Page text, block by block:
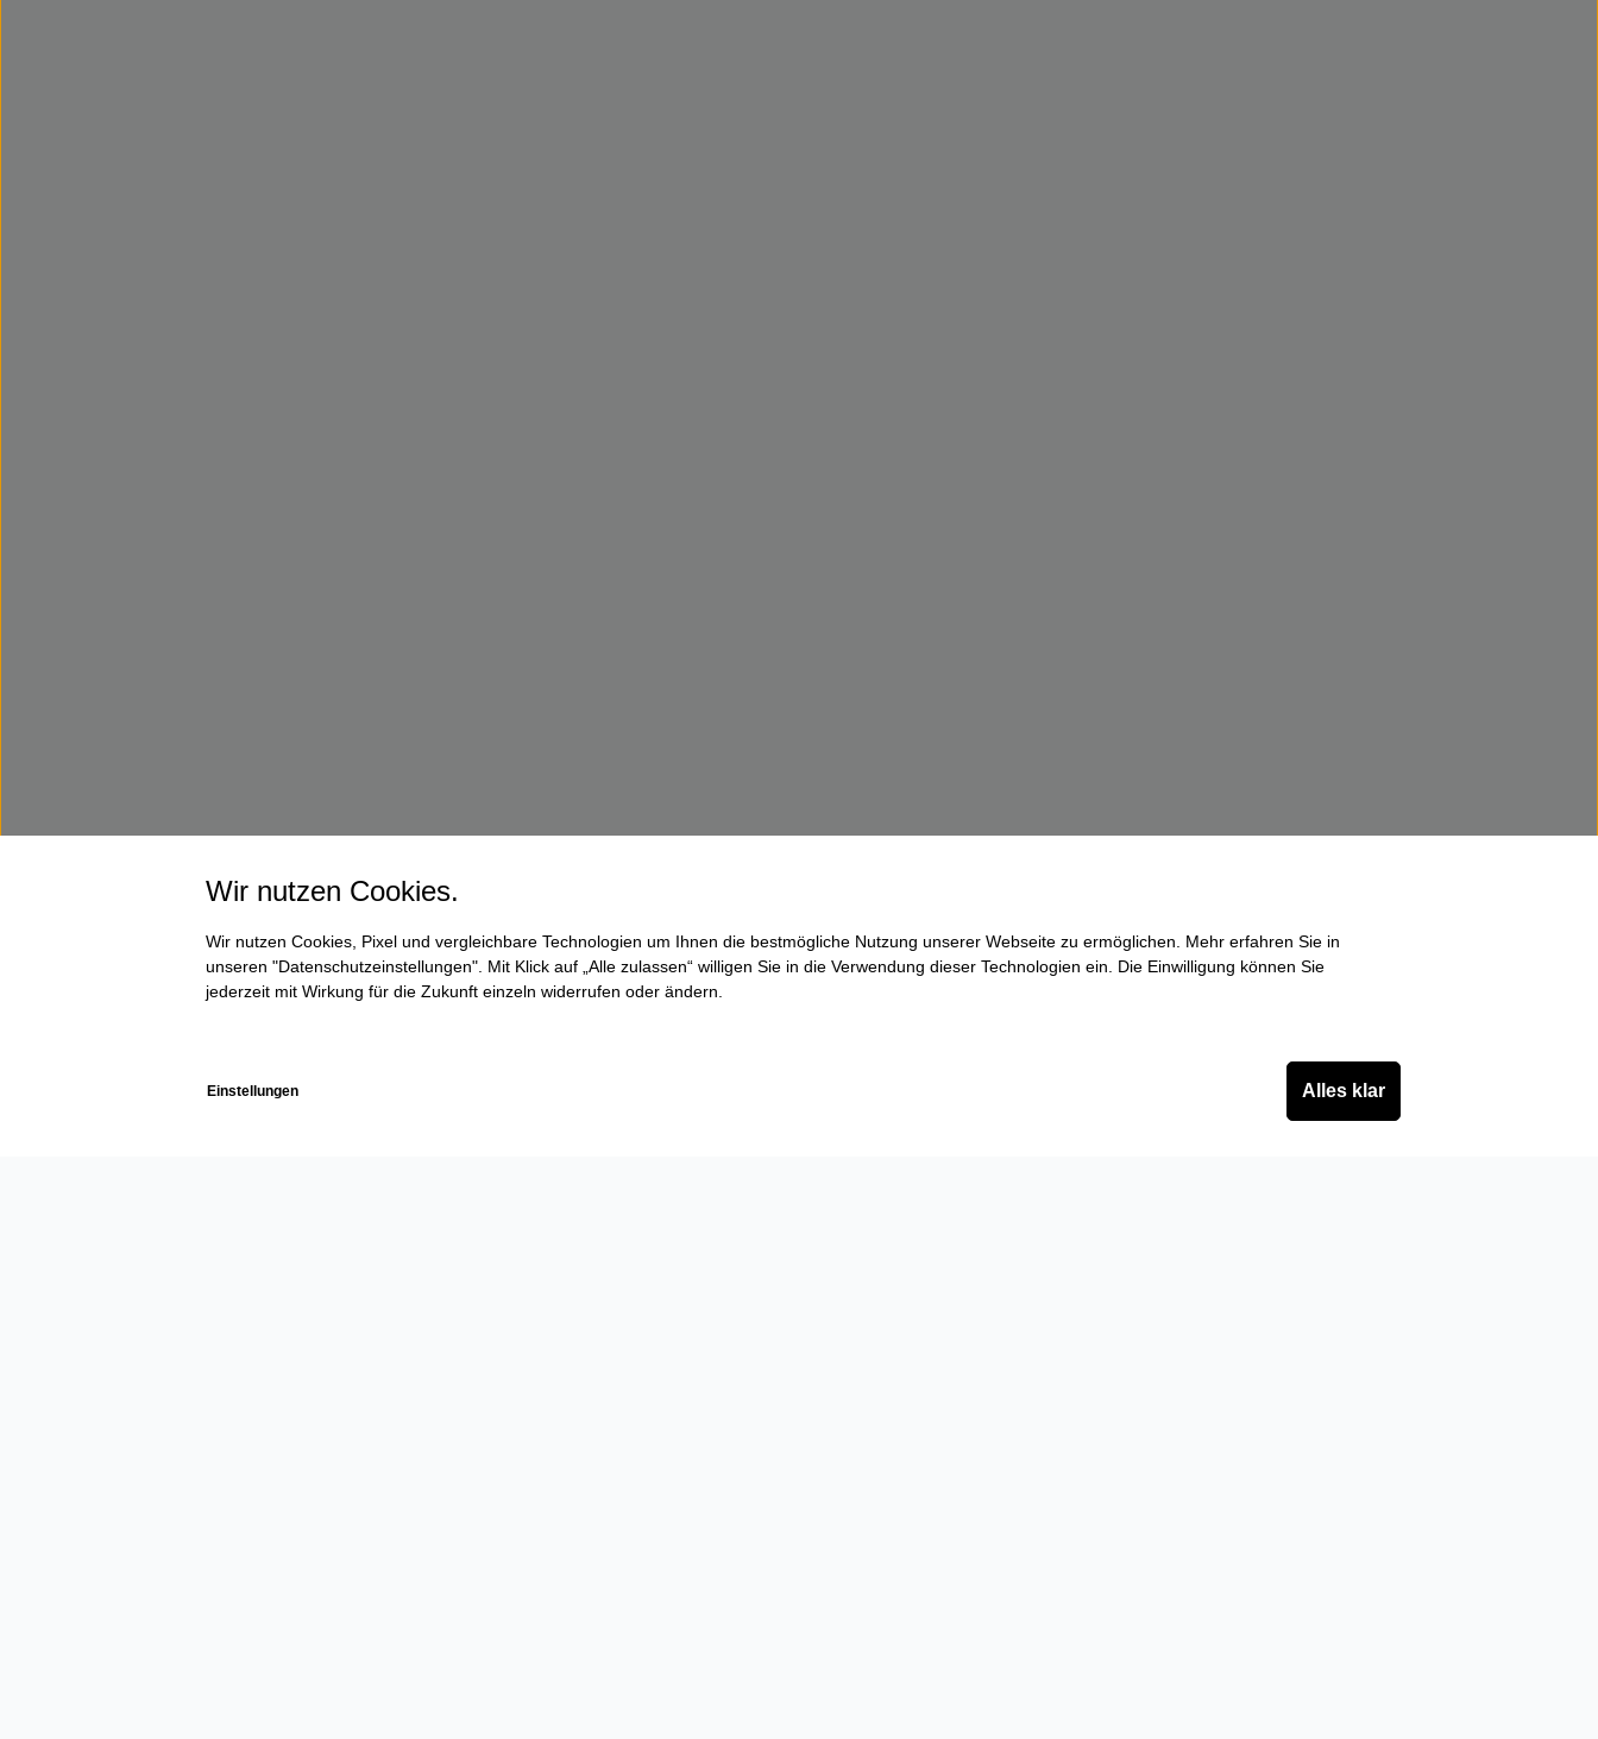
Wir nutzen Cookies.
Wir nutzen Cookies, Pixel und vergleichbare Technologien um Ihnen die bestmögliche Nutzung unserer Webseite zu ermöglichen. Mehr erfahren Sie in
unseren "Datenschutzeinstellungen". Mit Klick auf „Alle zulassen“ willigen Sie in die Verwendung dieser Technologien ein. Die Einwilligung können Sie
jederzeit mit Wirkung für die Zukunft einzeln widerrufen oder ändern.
Einstellungen Alles klar